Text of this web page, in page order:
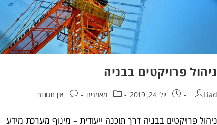
פרויקטים בבניה
יולי 24, 2019 מאמרים אין תגובות
פרויקטים בבניה דרך תוכנה ייעודית – מינוף מערכת מידע